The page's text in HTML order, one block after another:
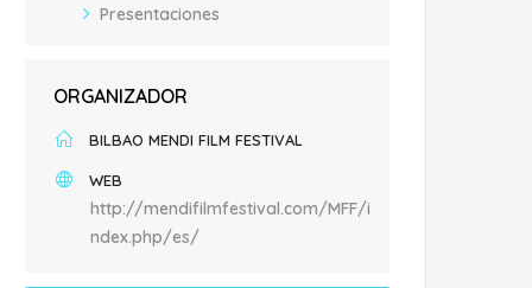
Presentaciones
ORGANIZADOR
BILBAO MENDI FILM FESTIVAL
WEB
http://mendifilmfestival.com/MFF/i
ndex.php/es/